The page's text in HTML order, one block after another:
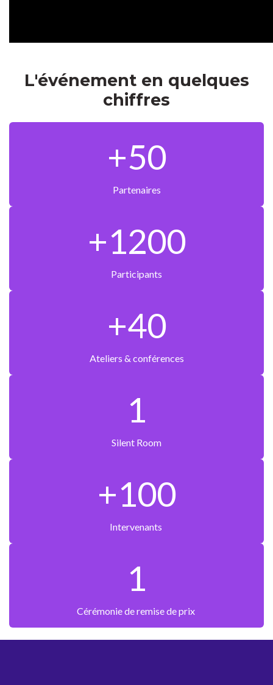
L'événement en quelques
chiffres
+50
Partenaires
+1200
Participants
+40
Ateliers & conférences
1
Silent Room
+100
Intervenants
1
Cérémonie de remise de prix